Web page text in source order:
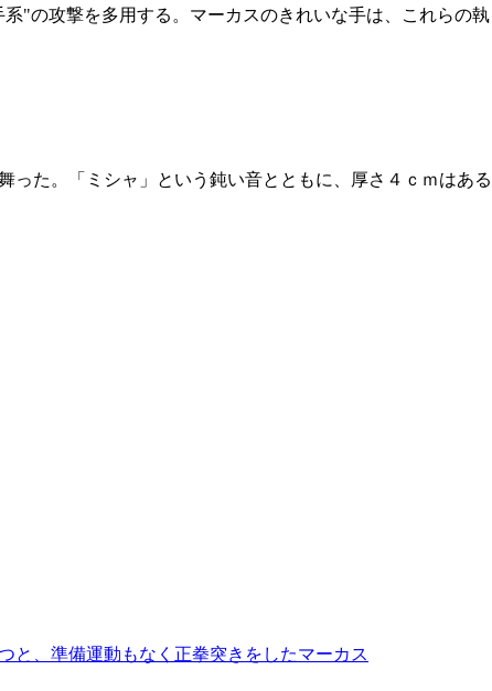
"の攻撃を多用する。マーカスのきれいな手は、これらの執
た。「ミシャ」という鈍い音とともに、厚さ４ｃｍはある
と、準備運動もなく正拳突きをしたマーカス